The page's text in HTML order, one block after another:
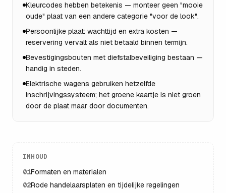
Kleurcodes hebben betekenis — monteer geen "mooie
oude" plaat van een andere categorie "voor de look".
Persoonlijke plaat: wachttijd en extra kosten —
reservering vervalt als niet betaald binnen termijn.
Bevestigingsbouten met diefstalbeveiliging bestaan —
handig in steden.
Elektrische wagens gebruiken hetzelfde
inschrijvingssysteem; het groene kaartje is niet groen
door de plaat maar door documenten.
INHOUD
01Formaten en materialen
02Rode handelaarsplaten en tijdelijke regelingen